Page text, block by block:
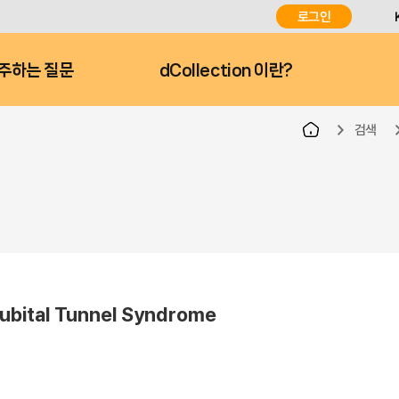
로그인
하는 질문 dCollection 이란?
검색
Tunnel Syndrome